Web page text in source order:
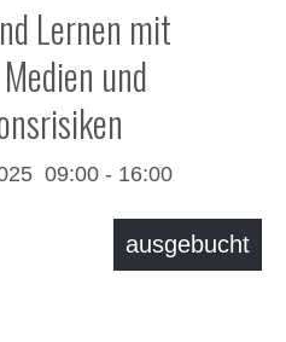
Lernen mit
und
09:00- 16:00
ausgebucht